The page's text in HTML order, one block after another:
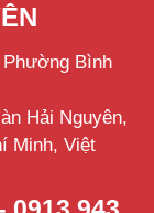
Phường Bình
Hải Nguyên,
Minh, Việt